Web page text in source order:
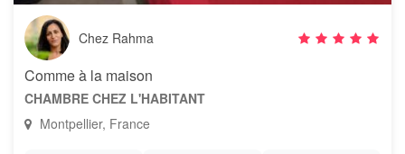
Chez Rahma
Comme à la maison
CHAMBRE CHEZ L'HABITANT
Montpellier, France